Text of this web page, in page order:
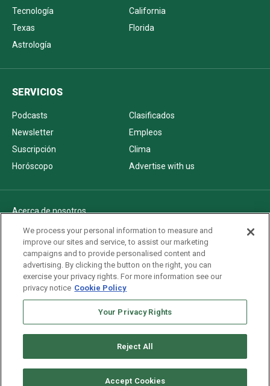
Tecnología
California
Texas
Florida
Astrología
SERVICIOS
Podcasts
Clasificados
Newsletter
Empleos
Suscripción
Clima
Horóscopo
Advertise with us
Acerca de nosotros
Politica de privacidad
Pautas Editoriales
AdChoices
Advertise with us
Newsletters
We process your personal information to measure and
improve our sites and service, to assist our marketing
campaigns and to provide personalised content and
advertising. By clicking the button on the right, you can
exercise your privacy rights. For more information see our
privacy notice Cookie Policy
Your Privacy Rights
Reject All
Accept Cookies